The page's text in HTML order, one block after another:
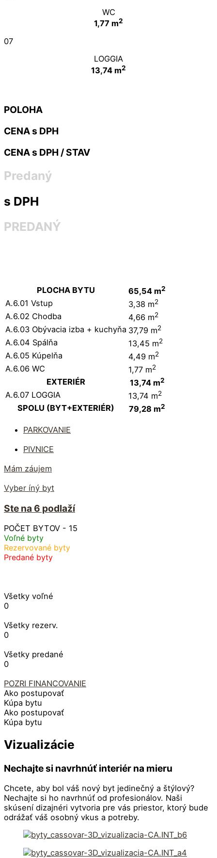
WC
1,77 m2
07
LOGGIA
13,74 m2
POLOHA
CENA s DPH
CENA s DPH / STAV
Predaný
s DPH
PREDANÝ
PLOCHA BYTU 65,54 m2
SPOLU (BYT+EXTERIÉR) 79,28 m2
A.6.01 Vstup 3,38 m2
A.6.02 Chodba 4,66 m2
A.6.03 Obývacia izba + kuchyňa 37,79 m2
A.6.04 Spálňa 13,45 m2
A.6.05 Kúpelňa 4,49 m2
A.6.06 WC 1,77 m2
EXTERIÉR 13,74 m2
A.6.07 LOGGIA 13,74 m2
PARKOVANIE
PIVNICE
Mám záujem
Vyber íný byt
Ste na 6 podlaží
POČET BYTOV - 15
Voľné byty
Rezervované byty
Predané byty
Všetky voľné
0
Všetky rezerv.
0
Všetky predané
0
POZRI FINANCOVANIE
Ako postupovať
Kúpa bytu
Ako postupovať
Kúpa bytu
Vizualizácie
Nechajte si navrhnúť interiér na mieru
Chcete, aby bol váš nový byt jedinečný a štýlový?
Nechajte si ho navrhnúť od profesionálov. Naši
skúsení dizajnéri vytvoria pre vás priestor, ktorý bude
odrážať váš osobný vkus a potreby.